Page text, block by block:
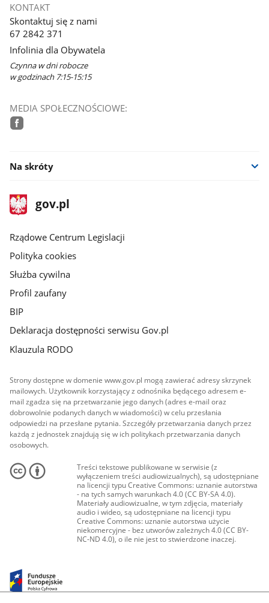
KONTAKT
Skontaktuj się z nami
67 2842 371
Infolinia dla Obywatela
Czynna w dni robocze
w godzinach 7:15-15:15
MEDIA SPOŁECZNOŚCIOWE:
Na skróty
stopka
gov.plStrona
gov.pl
Rządowe Centrum Legislacji
Polityka cookies
Służba cywilna
Profil zaufany
BIP
Deklaracja dostępności serwisu Gov.pl
Klauzula RODO
Strony dostępne w domenie www.gov.pl mogą zawierać adresy skrzynek
mailowych. Użytkownik korzystający z odnośnika będącego adresem e-
mail zgadza się na przetwarzanie jego danych (adres e-mail oraz
dobrowolnie podanych danych w wiadomości) w celu przesłania
odpowiedzi na przesłane pytania. Szczegóły przetwarzania danych przez
każdą z jednostek znajdują się w ich politykach przetwarzania danych
osobowych.
Treści tekstowe publikowane w serwisie (z
wyłączeniem treści audiowizualnych), są udostępniane
na licencji typu Creative Commons: uznanie autorstwa
- na tych samych warunkach 4.0 (CC BY-SA 4.0).
Materiały audiowizualne, w tym zdjęcia, materiały
audio i wideo, są udostępniane na licencji typu
Creative Commons: uznanie autorstwa użycie
niekomercyjne - bez utworów zależnych 4.0 (CC BY-
NC-ND 4.0), o ile nie jest to stwierdzone inaczej.